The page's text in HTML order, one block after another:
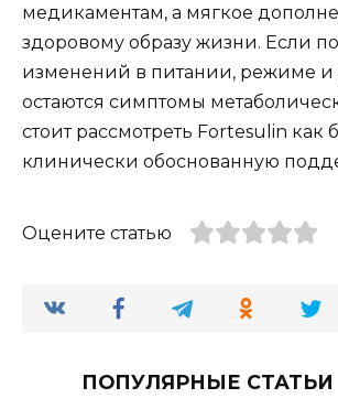
медикаментам, а мягкое
здоровому образу жизни. Если
изменений в питании, режиме
остаются симптомы
стоит рассмотреть Fortesulin как
клинически обоснованную
Оцените статью
ПОПУЛЯРНЫЕ СТАТЬИ